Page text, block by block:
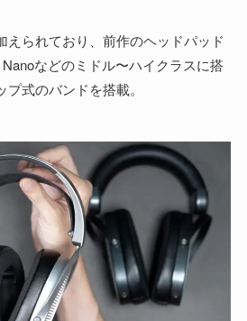
えられており、前作のヘッドパッド
などのミドル〜ハイクラスに搭
式のバンドを搭載。